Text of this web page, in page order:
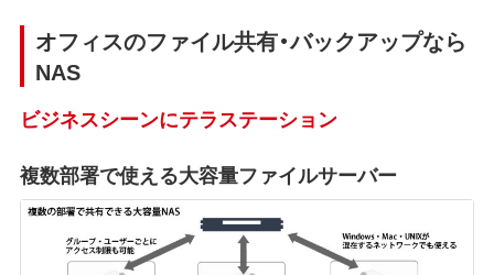
オフィスのファイル共有・バックアップなら
NAS
ビジネスシーンにテラステーション
複数部署で使える大容量ファイルサーバー